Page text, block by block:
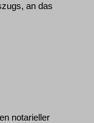
an das
notarieller